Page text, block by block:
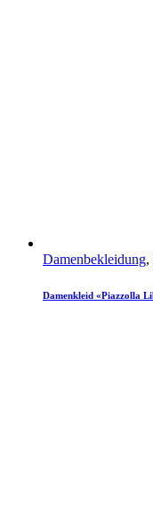
Damenbekleidung,
Damenkleid «Piazzolla